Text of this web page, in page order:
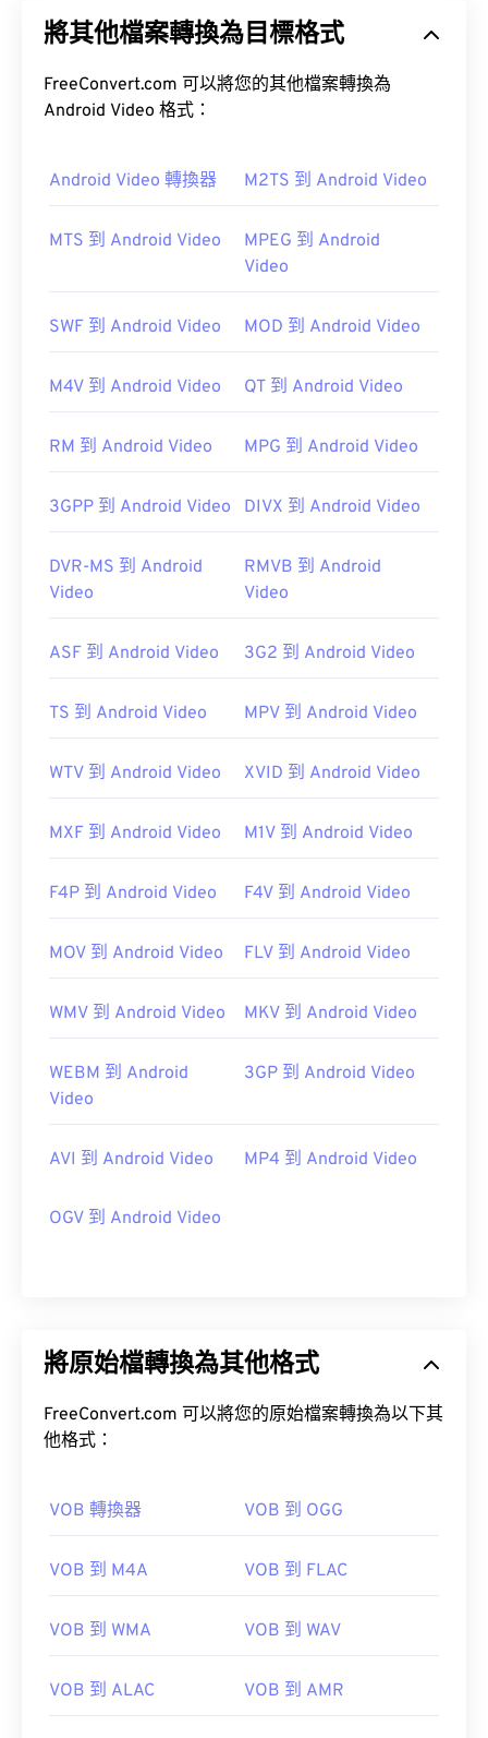
內容加密系統 (CSS)
如何開啟 VOB 檔案？
預設情況下，VOB 檔案會在Cyberlink PowerDVD
中打開，這是一款經常安裝在筆記型電腦、桌上型電
MPEG-2檔案的播放器上開啟。
開發者：
實用連結：
將其他檔案轉換為目標格式
FreeConvert.com 可以將您的其他檔案轉換為
Android Video 格式：
Android Video 轉換器 M2TS 到 Android Video
MTS 到 Android Video
MPEG 到 Android
Video
SWF 到 Android Video MOD 到 Android Video
M4V 到 Android Video QT 到 Android Video
RM 到 Android Video MPG 到 Android Video
3GPP 到 Android Video DIVX 到 Android Video
DVR-MS 到 Android
Video
RMVB 到 Android
Video
ASF 到 Android Video 3G2 到 Android Video
TS 到 Android Video MPV 到 Android Video
WTV 到 Android Video XVID 到 Android Video
MXF 到 Android Video M1V 到 Android Video
F4P 到 Android Video F4V 到 Android Video
MOV 到 Android Video FLV 到 Android Video
WMV 到 Android Video MKV 到 Android Video
WEBM 到 Android
Video
3GP 到 Android Video
AVI 到 Android Video MP4 到 Android Video
OGV 到 Android Video
將原始檔轉換為其他格式
FreeConvert.com 可以將您的原始檔案轉換為以下其
他格式：
VOB 轉換器 VOB 到 OGG
VOB 到 M4A VOB 到 FLAC
VOB 到 WMA VOB 到 WAV
VOB 到 ALAC VOB 到 AMR